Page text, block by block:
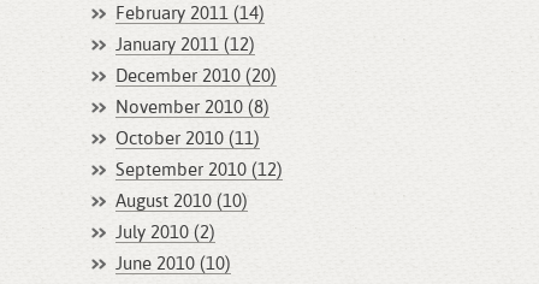
February 2011 (14)
January 2011 (12)
December 2010 (20)
November 2010 (8)
October 2010 (11)
September 2010 (12)
August 2010 (10)
July 2010 (2)
June 2010 (10)